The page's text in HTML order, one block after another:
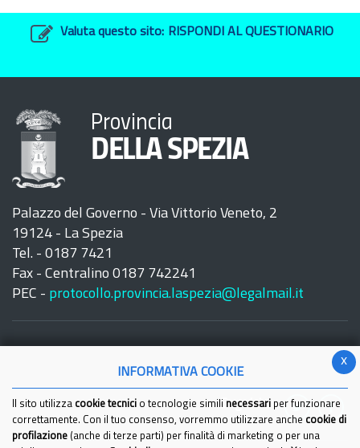
Valuta questo sito: RISPONDI AL QUESTIONARIO
Provincia
DELLA SPEZIA
Palazzo del Governo - Via Vittorio Veneto, 2
19124 - La Spezia
Tel. - 0187 7421
Fax - Centralino 0187 742241
PEC - protocollo.provincia.laspezia@legalmail.it
Seguici su:
x
INFORMATIVA COOKIE
Il sito utilizza cookie tecnici o tecnologie simili necessari per funzionare
correttamente. Con il tuo consenso, vorremmo utilizzare anche cookie di
profilazione (anche di terze parti) per finalità di marketing o per una